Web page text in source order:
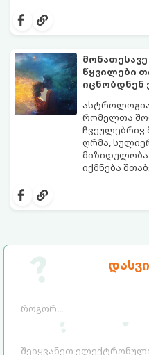
იშლება
ასეთ
ფენომენი
განიხილება:
რეალური,
აი, 5
მომხდარი
თქვენი
სამყაროს
წყვილები
იცნობდნენ
რომელთა
ჩვეულებრივ
ღრმა,
იქმნება
იდეალურ